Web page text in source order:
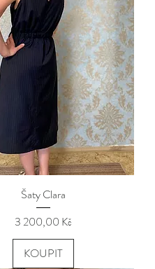
Šaty Clara
Cena
3 200,00 Kč
KOUPIT